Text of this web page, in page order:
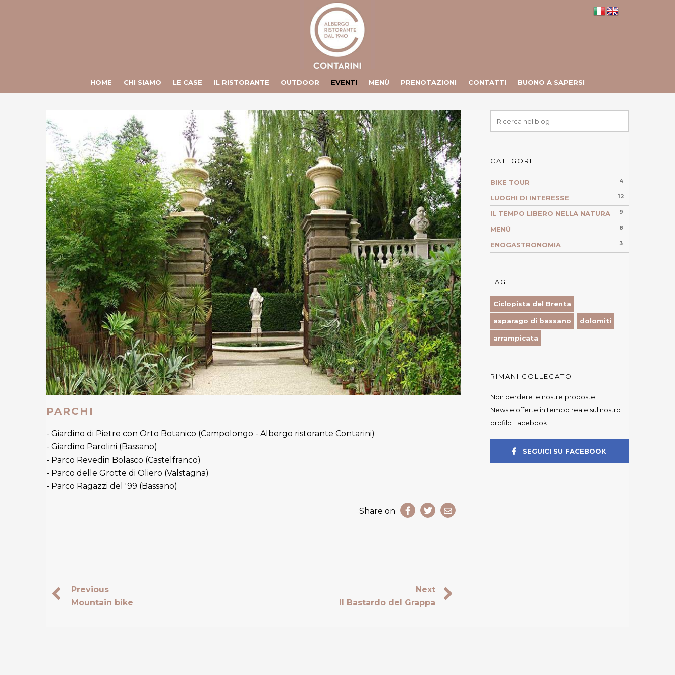
HOME CHI SIAMO LE CASE IL RISTORANTE OUTDOOR EVENTI MENÙ PRENOTAZIONI CONTATTI BUONO A SAPERSI
PARCHI
- Giardino di Pietre con Orto Botanico (Campolongo - Albergo ristorante Contarini)
- Giardino Parolini (Bassano)
- Parco Revedin Bolasco (Castelfranco)
- Parco delle Grotte di Oliero (Valstagna)
- Parco Ragazzi del '99 (Bassano)
Share on
Previous
Mountain bike
Next
Il Bastardo del Grappa
CATEGORIE
BIKE TOUR 4
LUOGHI DI INTERESSE 12
IL TEMPO LIBERO NELLA NATURA 9
MENÙ 8
ENOGASTRONOMIA 3
TAG
Ciclopista del Brenta
asparago di bassano dolomiti
arrampicata
RIMANI COLLEGATO
Non perdere le nostre proposte!
News e offerte in tempo reale sul nostro
profilo Facebook.
SEGUICI SU FACEBOOK